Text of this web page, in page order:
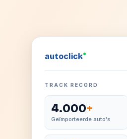
autoclick
TRACK RECORD
4.000+
Geïmporteerde auto's